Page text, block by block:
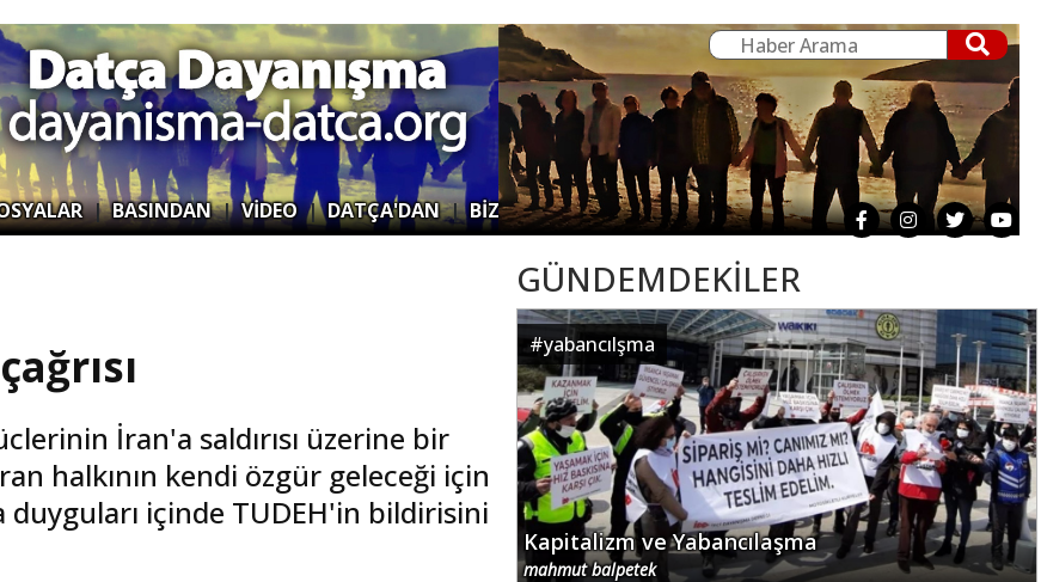
|BASINDAN|VİDEO|DATÇA'DAN|BİZ
İran'a saldırısı üzerine bir
halkının kendi özgür geleceği için
içinde TUDEH'in bildirisini
GÜNDEMDEKİLER
#yabancılşma
Kapitalizm ve Yabancılaşma
mahmut balpetek